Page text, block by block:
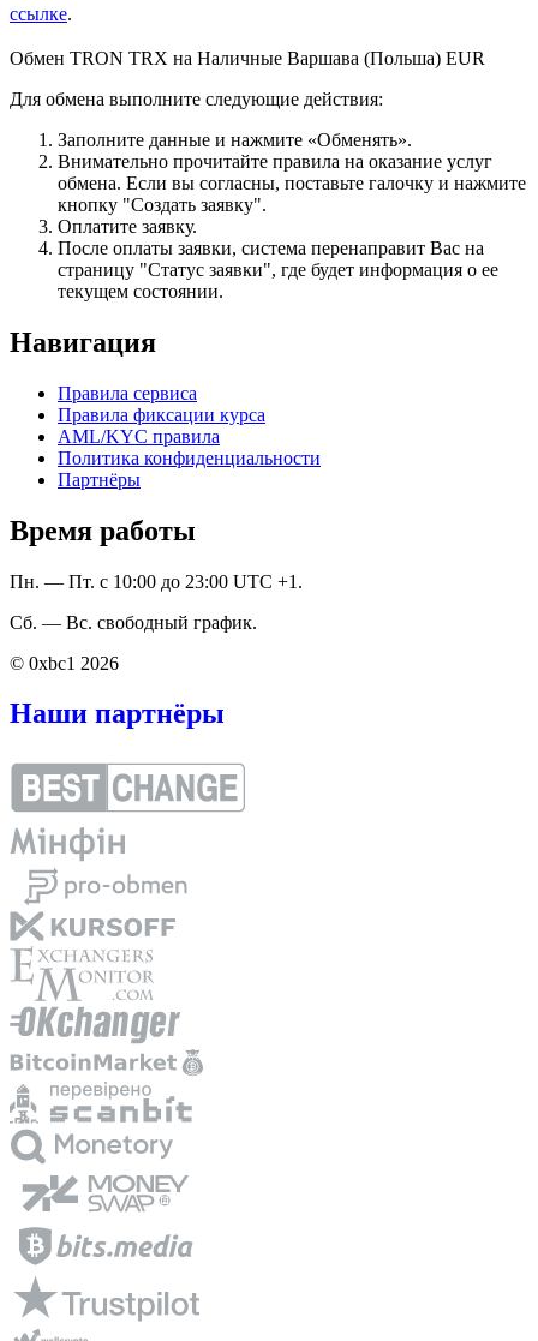
ссылке.
Обмен TRON TRX на Наличные Варшава (Польша) EUR
Для обмена выполните следующие действия:
Заполните данные и нажмите «Обменять».
Внимательно прочитайте правила на оказание услуг
обмена. Если вы согласны, поставьте галочку и нажмите
кнопку "Создать заявку".
Оплатите заявку.
После оплаты заявки, система перенаправит Вас на
страницу "Статус заявки", где будет информация о ее
текущем состоянии.
Навигация
Правила сервиса
Правила фиксации курса
AML/KYC правила
Политика конфиденциальности
Партнёры
Время работы
Пн. — Пт. с 10:00 до 23:00 UTC +1.
Сб. — Вс. свободный график.
© 0xbc1 2026
Наши партнёры